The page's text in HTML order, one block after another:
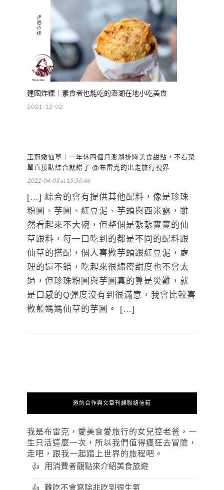
建國炸粿｜素食者也能吃的澎湖在地小吃美食
2021-12-02
玉冠嫩仙草｜一年休四個月澎湖排隊美食甜點，不看菜
單直接點綜合就錯了 @布雷克的出走旅行視界
2022-04-03 at 15:56:46
[…] 綜合的會有提供其他配料，像是珍珠
粉圓、芋圓、紅豆泥、芋頭與西米露，雖
然看起來不大碗，但整個是紮紮實實的仙
草跟料，每一口吃到的都是不同的配料跟
仙草的搭配，個人喜歡芋頭跟紅豆泥，處
理的還不錯，吃起來很綿密甜度也不會太
過，但珍珠粉圓與芋圓真的算是災難，就
是口感的Q彈度沒有到很滿意，我會比較喜
歡藍媽媽仙草的芋圓。 […]
邀約合作與文章刊誤聯絡信箱
我是布雷克，愛美食愛旅行的女兒控老爸，一
生只活這麼一次，所以我們值得瘋狂去冒險，
走吧，跟我一起踏上世界的旅程吧。
用消費者觀點來介紹美食旅遊
難吃不會寫除非吃到很生氣